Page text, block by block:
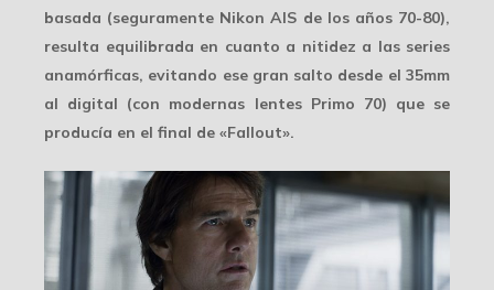
basada (seguramente Nikon AIS de los años 70-80),
resulta equilibrada en cuanto a nitidez a las series
anamórficas, evitando ese gran salto desde el 35mm
al digital (con modernas lentes Primo 70) que se
producía en el final de «Fallout».